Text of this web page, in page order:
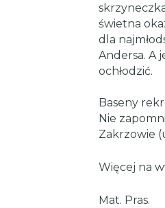
świetna
dla
Andersa. A
ochłodzić.
Baseny
Nie
Zakrzowie
Więcej na
Mat. Pras.